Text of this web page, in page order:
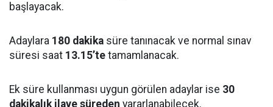
başlayacak.
Adaylara 180 dakika süre tanınacak ve normal sınav
süresi saat 13.15’te tamamlanacak.
Ek süre kullanması uygun görülen adaylar ise 30
dakikalık ilave süreden yararlanabilecek.